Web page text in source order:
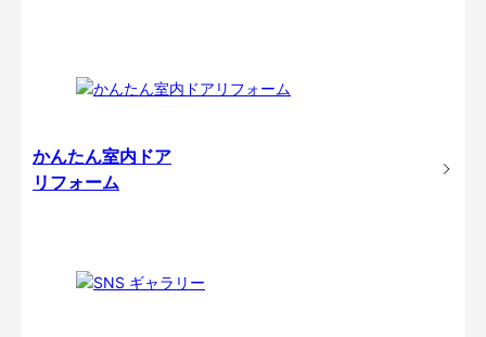
かんたん室内ドア
リフォーム